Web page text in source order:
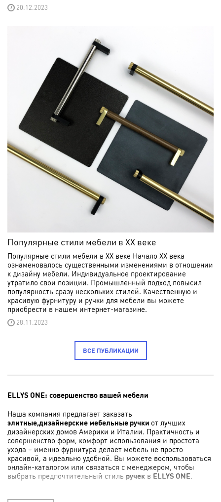
20.12.2023
Популярные стили мебели в XX веке
Популярные стили мебели в XX веке Начало XX века
ознаменовалось существенными изменениями в отношении
к дизайну мебели. Индивидуальное проектирование
утратило свои позиции. Промышленный подход повысил
популярность сразу нескольких стилей. Качественную и
красивую фурнитуру и ручки для мебели вы можете
приобрести в нашем интернет-магазине.
28.11.2023
ВСЕ ПУБЛИКАЦИИ
ELLYS ONE: совершенство вашей мебели
Наша компания предлагает заказать
элитные,дизайнерские мебельные ручки от лучших
дизайнерских домов Америки и Италии. Практичность и
совершенство форм, комфорт использования и простота
ухода – именно фурнитура делает мебель не просто
красивой, а идеально удобной. Вы можете воспользоваться
онлайн-каталогом или связаться с менеджером, чтобы
выбрать предпочтительный стиль ручек в ELLYS ONE.